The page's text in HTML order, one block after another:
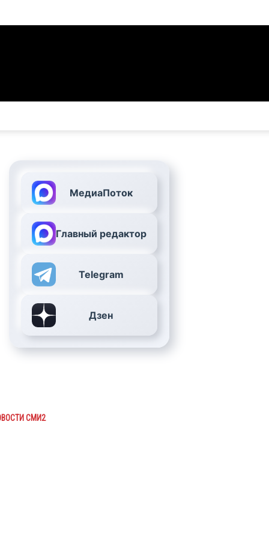
МедиаПоток
Главный редактор
Telegram
Дзен
СМИ2